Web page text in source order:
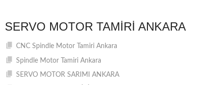
SERVO MOTOR TAMIRI ANKARA
CNC Spindle Motor Tamiri Ankara
Spindle Motor Tamiri Ankara
SERVO MOTOR SARIMI ANKARA